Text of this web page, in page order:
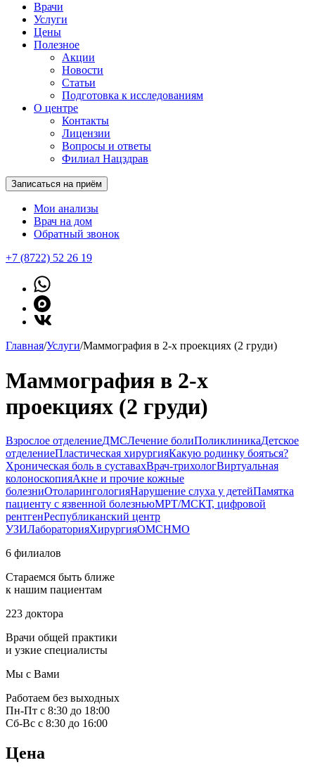
Врачи
Услуги
Цены
Полезное
Акции
Новости
Статьи
Подготовка к исследованиям
О центре
Контакты
Лицензии
Вопросы и ответы
Филиал Нацздрав
Записаться на приём
Мои анализы
Врач на дом
Обратный звонок
+7 (8722) 52 26 19
Главная/Услуги/Маммография в 2-х проекциях (2 груди)
Маммография в 2-х
проекциях (2 груди)
Взрослое отделениеДМСЛечение болиПоликлиникаДетское
отделениеПластическая хирургияКакую родинку бояться?
Хроническая боль в суставахВрач-трихологВиртуальная
колоноскопияАкне и прочие кожные
болезниОтоларингологияНарушение слуха у детейПамятка
пациенту с язвенной болезньюМРТ/МСКТ, цифровой
рентгенРеспубликанский центр
УЗИЛабораторияХирургияОМСНМО
6 филиалов
Стараемся быть ближе
к нашим пациентам
223 доктора
Врачи общей практики
и узкие специалисты
Мы с Вами
Работаем без выходных
Пн-Пт с 8:30 до 18:00
Сб-Вс с 8:30 до 16:00
Цена